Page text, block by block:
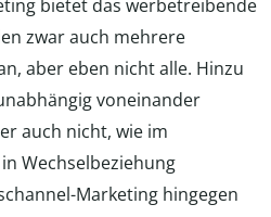
bietet das werbetreibende
zwar auch mehrere
aber eben nicht alle. Hinzu
voneinander
auch nicht, wie im
Wechselbeziehung
Marketing hingegen